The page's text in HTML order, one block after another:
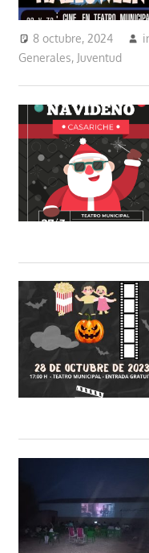
8 octubre, 2024
Generales, Juventud